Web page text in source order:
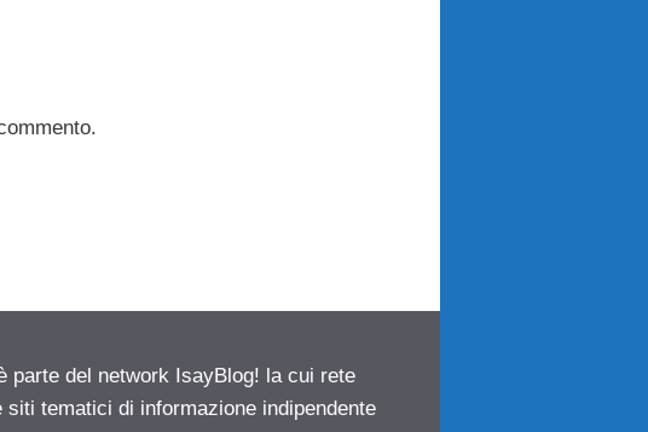
parte del network IsayBlog! la cui rete
siti tematici di informazione indipendente